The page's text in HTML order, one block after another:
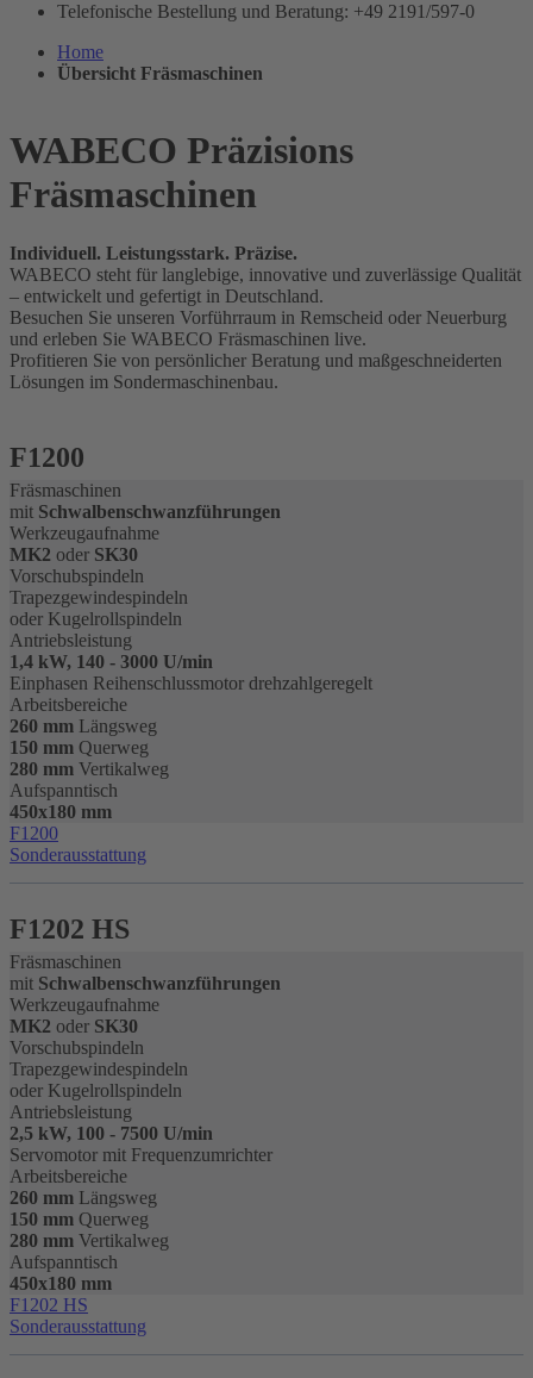
Telefonische Bestellung und Beratung: +49 2191/597-0
Home
Übersicht Fräsmaschinen
WABECO Präzisions
Fräsmaschinen
Individuell. Leistungsstark. Präzise.
WABECO steht für langlebige, innovative und zuverlässige Qualität
– entwickelt und gefertigt in Deutschland.
Besuchen Sie unseren Vorführraum in Remscheid oder Neuerburg
und erleben Sie WABECO Fräsmaschinen live.
Profitieren Sie von persönlicher Beratung und maßgeschneiderten
Lösungen im Sondermaschinenbau.
F1200
Fräsmaschinen
mit Schwalbenschwanzführungen
Werkzeugaufnahme
MK2 oder SK30
Vorschubspindeln
Trapezgewindespindeln
oder Kugelrollspindeln
Antriebsleistung
1,4 kW, 140 - 3000 U/min
Einphasen Reihenschlussmotor drehzahlgeregelt
Arbeitsbereiche
260 mm Längsweg
150 mm Querweg
280 mm Vertikalweg
Aufspanntisch
450x180 mm
F1200
Sonderausstattung
F1202 HS
Fräsmaschinen
mit Schwalbenschwanzführungen
Werkzeugaufnahme
MK2 oder SK30
Vorschubspindeln
Trapezgewindespindeln
oder Kugelrollspindeln
Antriebsleistung
2,5 kW, 100 - 7500 U/min
Servomotor mit Frequenzumrichter
Arbeitsbereiche
260 mm Längsweg
150 mm Querweg
280 mm Vertikalweg
Aufspanntisch
450x180 mm
F1202 HS
Sonderausstattung